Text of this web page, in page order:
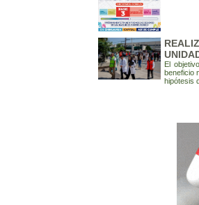
El
beneficio
hipótesis